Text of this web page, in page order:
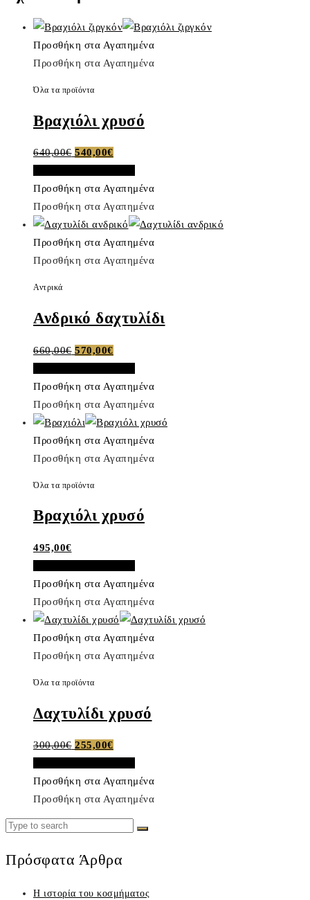
Προσθήκη στα Αγαπημένα
Προσθήκη στα Αγαπημένα
Όλα τα προϊόντα
Βραχιόλι χρυσό
640,00€ Original
price
640,00€.
540,00€Η
τρέχουσα
είναι:
540,00€.
Προσθήκη στα Αγαπημένα
Προσθήκη στα Αγαπημένα
Προσθήκη στα Αγαπημένα
Προσθήκη στα Αγαπημένα
Αντρικά
Ανδρικό δαχτυλίδι
660,00€ Original
price
660,00€.
570,00€Η
τρέχουσα
είναι:
570,00€.
Προσθήκη στα Αγαπημένα
Προσθήκη στα Αγαπημένα
Προσθήκη στα Αγαπημένα
Προσθήκη στα Αγαπημένα
Όλα τα προϊόντα
Βραχιόλι χρυσό
495,00€
Προσθήκη στα Αγαπημένα
Προσθήκη στα Αγαπημένα
Προσθήκη στα Αγαπημένα
Προσθήκη στα Αγαπημένα
Όλα τα προϊόντα
Δαχτυλίδι χρυσό
300,00€ Original
price
300,00€.
255,00€Η
τρέχουσα
είναι:
255,00€.
Προσθήκη στα Αγαπημένα
Προσθήκη στα Αγαπημένα
Search
Search
Πρόσφατα Άρθρα
Η ιστορία του κοσμήματος